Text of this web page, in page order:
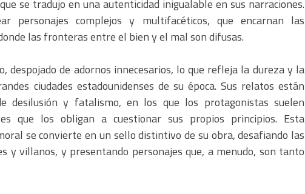
se tradujo en una autenticidad inigualable en sus narraciones.
personajes complejos y multifacéticos, que encarnan las
las fronteras entre el bien y el mal son difusas.
despojado de adornos innecesarios, lo que refleja la dureza y la
ciudades estadounidenses de su época. Sus relatos están
desilusión y fatalismo, en los que los protagonistas suelen
que los obligan a cuestionar sus propios principios. Esta
se convierte en un sello distintivo de su obra, desafiando las
y villanos, y presentando personajes que, a menudo, son tanto